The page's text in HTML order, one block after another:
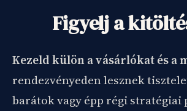
Figyelj a
Kezeld külön a vásárlókat és a
rendezvényeden lesznek
barátok vagy épp régi